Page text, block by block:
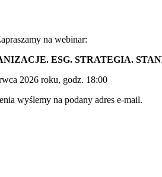
na webinar:
ESG. STRATEGIA.
2026 roku, godz. 18:00
wyślemy na podany adres e-mail.